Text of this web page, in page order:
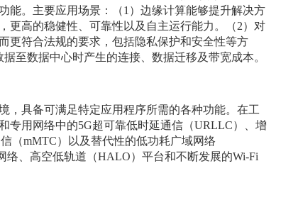
能。主要应用场景：（1）边缘计算能够提升解决方
更高的稳健性、可靠性以及自主运行能力。（2）对
更符合法规的要求，包括隐私保护和安全性等方
至数据中心时产生的连接、数据迁移及带宽成本。
，具备可满足特定应用程序所需的各种功能。在工
专用网络中的5G超可靠低时延通信（URLLC）、增
（mMTC）以及替代性的低功耗广域网络
络、高空低轨道（HALO）平台和不断发展的Wi-Fi